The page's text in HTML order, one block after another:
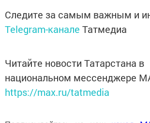
Следите за самым важным и
Telegram-канале Татмедиа
Читайте новости Татарстана в
национальном мессенджере
https://max.ru/tatmedia